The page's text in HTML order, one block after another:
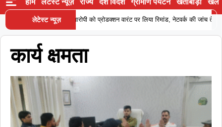
होम लेटेस्ट न्यूज़ राज्य देश विदेश ग्रामीण पर्यटन खेतीबाड़ी खेल
लेटेस्ट न्यूज़
ने कोकीन सप्लाई करने वाले आरोपी को प्रोडक्शन वारंट पर लिया रिमांड, नेटवर्क की जांच तेज
कार्य क्षमता